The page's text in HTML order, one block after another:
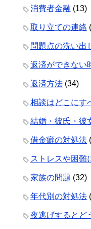
消費者金融 (13)
取り立ての連絡
問題点の洗い出
返済ができない
返済方法 (34)
相談はどこにす
結婚・彼氏・彼
借金癖の対処法
ストレスや困難
家族の問題 (32)
年代別の対処法
夜逃げするとど